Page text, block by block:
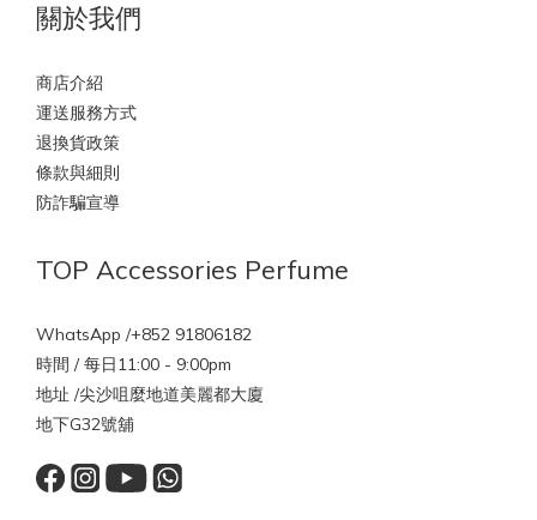
關於我們
商店介紹
運送服務方式
退換貨政策
條款與細則
防詐騙宣導
TOP Accessories Perfume
WhatsApp /+852 91806182
時間 / 每日11:00 - 9:00pm
地址 /尖沙咀麼地道美麗都大廈
地下G32號舖